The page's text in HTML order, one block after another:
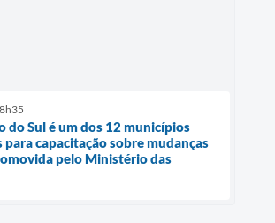
do Sul é um dos 12 municípios
para capacitação sobre mudanças
pelo Ministério das